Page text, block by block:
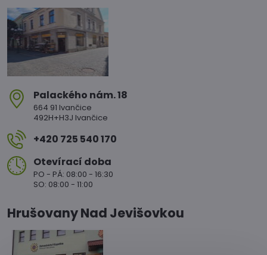
Palackého nám​. 18
664 91 Ivančice
492H+H3J Ivančice
+420 725 540 170
Otevírací doba
PO - PÁ: 08:00 - 16:30
SO: 08:00 - 11:00
Hrušovany Nad Jevišovkou